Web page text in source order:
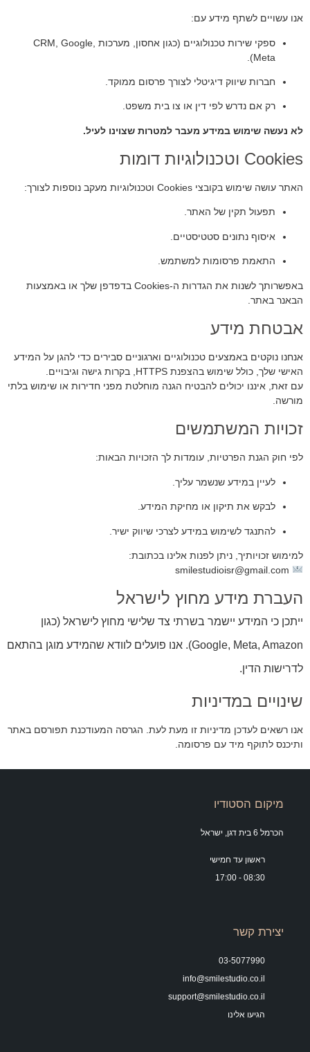
אנו עשויים לשתף מידע עם:
ספקי שירות טכנולוגיים (כגון אחסון, מערכות CRM, Google,
Meta).
חברות שיווק דיגיטלי לצורך פרסום ממוקד.
רק אם נדרש לפי דין או צו בית משפט.
לא נעשה שימוש במידע מעבר למטרות שצוינו לעיל.
Cookies וטכנולוגיות דומות
האתר עושה שימוש בקובצי Cookies וטכנולוגיות מעקב נוספות לצורך:
תפעול תקין של האתר.
איסוף נתונים סטטיסטיים.
התאמת פרסומות למשתמש.
באפשרותך לשנות את הגדרות ה-Cookies בדפדפן שלך או באמצעות
הבאנר באתר.
אבטחת מידע
אנחנו נוקטים באמצעים טכנולוגיים וארגוניים סבירים כדי להגן על המידע
האישי שלך, כולל שימוש בהצפנת HTTPS, בקרות גישה וגיבויים.
עם זאת, איננו יכולים להבטיח הגנה מוחלטת מפני חדירות או שימוש בלתי
מורשה.
זכויות המשתמשים
לפי חוק הגנת הפרטיות, עומדות לך הזכויות הבאות:
לעיין במידע שנשמר עליך.
לבקש את תיקון או מחיקת המידע.
להתנגד לשימוש במידע לצרכי שיווק ישיר.
למימוש זכויותיך, ניתן לפנות אלינו בכתובת:
@gmail.com
העברת מידע מחוץ לישראל
ייתכן כי המידע יישמר בשרתי צד שלישי מחוץ לישראל (כגון
Google, Meta, Amazon). אנו פועלים לוודא שהמידע מוגן בהתאם
לדרישות הדין.
שינויים במדיניות
אנו רשאים לעדכן מדיניות זו מעת לעת. הגרסה המעודכנת תפורסם באתר
ותיכנס לתוקף מיד עם פרסומה.
מיקום הסטודיו
הכרמל 6 בית דגן, ישראל
ראשון עד חמישי
08:30 - 17:00
יצירת קשר
03-5077990
info@smilestudio.co.il
support@smilestudio.co.il
הגיעו אלינו